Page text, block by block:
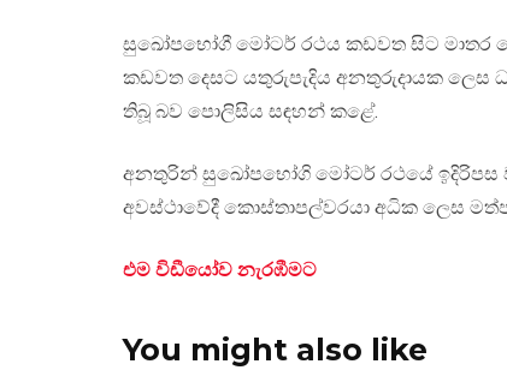
සුඛෝපභෝගී මෝටර් රථය කඩවත සිට මාතර
කඩවත දෙසට යතුරුපැදිය අනතුරුදායක ලෙස
තිබූ බව පොලිසිය සඳහන් කළේ.
අනතුරින් සුඛෝපභෝගි මෝටර් රථයේ ඉදිරිපස
අවස්ථාවේදී කොස්තාපල්වරයා අධික ලෙස
එම විඩීයෝව නැරඹීමට
You might also like